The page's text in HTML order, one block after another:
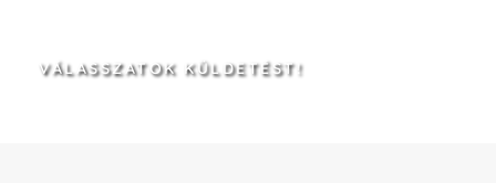
VÁLASSZATOK KÜLDETÉST!